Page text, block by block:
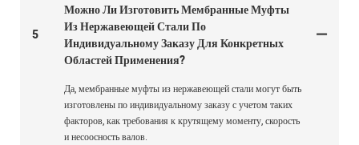
5
Можно Ли Изготовить Мембранные Муфты
Из Нержавеющей Стали По
Индивидуальному Заказу Для Конкретных
Областей Применения?
Да, мембранные муфты из нержавеющей стали могут быть
изготовлены по индивидуальному заказу с учетом таких
факторов, как требования к крутящему моменту, скорость
и несоосность валов.